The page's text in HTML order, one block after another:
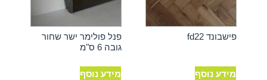
פישבונד fd22
מידע נוסף
פנל פולימר ישר שחור
גובה 6 ס"מ
מידע נוסף